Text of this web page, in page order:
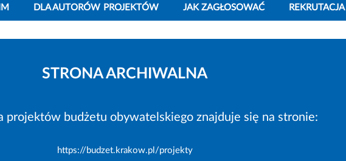
DLA AUTORÓW PROJEKTÓW JAK ZAGŁOSOWAĆ REKRUTACJA
STRONA ARCHIWALNA
projektów budżetu obywatelskiego znajduje się na stronie:
https://budzet.krakow.pl/projekty